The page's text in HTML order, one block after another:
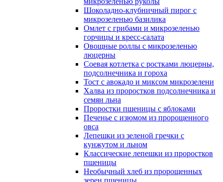
Шоколадно-клубничный пирог с
микрозеленью базилика
Омлет с грибами и микрозеленью
горчицы и кресс-салата
Овощные роллы с микрозеленью
люцерны
Соевая котлетка с ростками люцерны,
подсолнечника и гороха
Тост с авокадо и миксом микрозелени
Халва из проростков подсолнечника и
семян льна
Проростки пшеницы с яблоками
Печенье с изюмом из пророщенного
овса
Лепешки из зеленой гречки с
кунжутом и льном
Классические лепешки из проростков
пшеницы
Необычный хлеб из пророщенных
зерен пшеницы